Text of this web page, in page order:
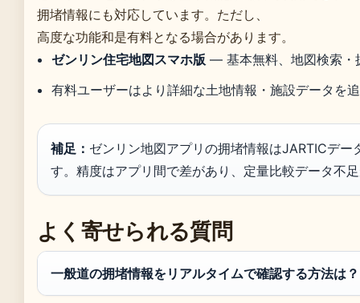
拥堵情報にも対応しています。ただし、
高度な功能和是有料となる場合があります。
ゼンリン住宅地図スマホ版 — 基本無料、地図検索・
有料ユーザーはより詳細な土地情報・施設データを
補足： ゼンリン地図アプリの拥堵情報はJARTICデー
す。精度はアプリ間で差があり、定量比較データ不
よく寄せられる質問
一般道の拥堵情報をリアルタイムで確認する方法は？